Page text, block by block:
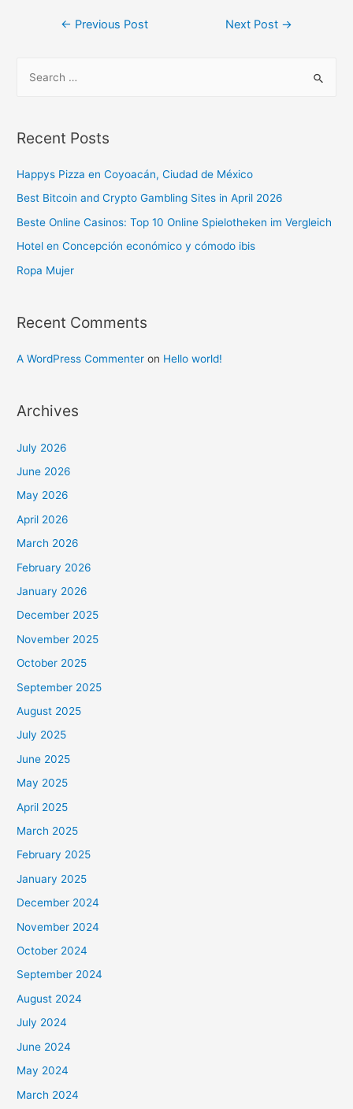
← Previous Post Next Post →
Recent Posts
Happys Pizza en Coyoacán, Ciudad de México
Best Bitcoin and Crypto Gambling Sites in April 2026
Beste Online Casinos: Top 10 Online Spielotheken im Vergleich
Hotel en Concepción económico y cómodo ibis
Ropa Mujer
Recent Comments
A WordPress Commenter on Hello world!
Archives
July 2026
June 2026
May 2026
April 2026
March 2026
February 2026
January 2026
December 2025
November 2025
October 2025
September 2025
August 2025
July 2025
June 2025
May 2025
April 2025
March 2025
February 2025
January 2025
December 2024
November 2024
October 2024
September 2024
August 2024
July 2024
June 2024
May 2024
March 2024